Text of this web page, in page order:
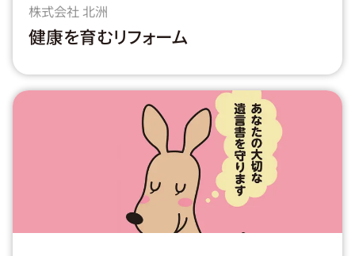
株式会社 北洲
健康を育むリフォーム